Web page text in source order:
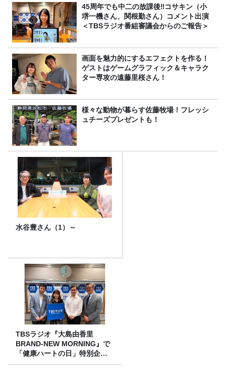
45周年でも中二の放課後‼コサキン（小
堺一機さん、関根勤さん）コメント出演
＜TBSラジオ番組審議会からのご報告＞
画面を魅力的にするエフェクトを作る！
ゲストはゲームグラフィック＆キャラク
ター専攻の遠藤里桜さん！
様々な動物が暮らす佐藤牧場！フレッシ
ュチーズプレゼントも！
水谷豊さん（1）～
TBSラジオ『大島由香里
BRAND-NEW MORNING』で
「健康ハートの日」特別企画
を8/10（月）に放送